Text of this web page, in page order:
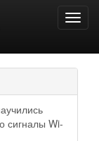
сигналы Wi-